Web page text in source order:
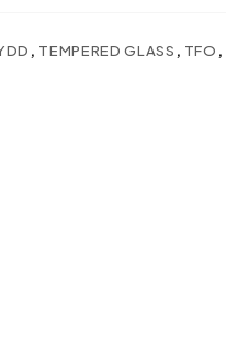
, TEMPERED GLASS , TFO ,